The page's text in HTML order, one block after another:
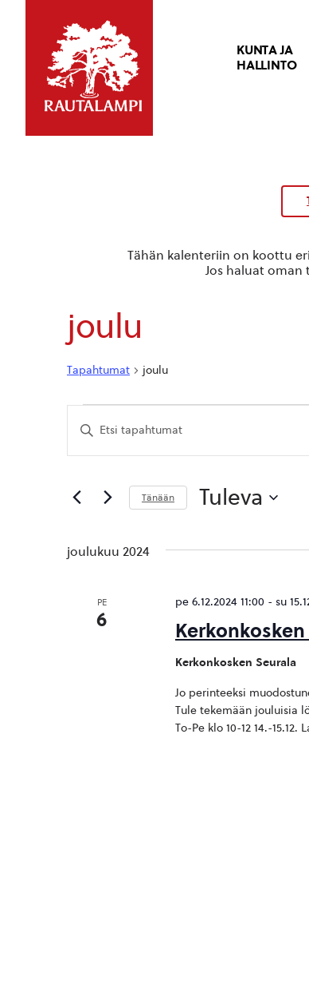
KUNTA JA
HALLINTO
joulu
Tapahtumat joulu
Tapahtumat
Tapahtumat
Etsi
Näkymät
Syötä
hakusana.
Etsi
hakusanalla.
Tänään Tuleva
joulukuu 2024
PE
6
pe 6.12.2024 11:00- su
Kerkonkosken Seurala
Jo perinteeksi
Tule tekemään jouluisia
To-Pe klo 10-12 14.-15.12.
Tähän kalenteriin on koottu
Jos haluat